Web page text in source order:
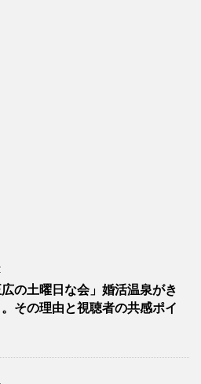
広の土曜日な会」婚活温泉がき
その理由と視聴者の共感ポイ